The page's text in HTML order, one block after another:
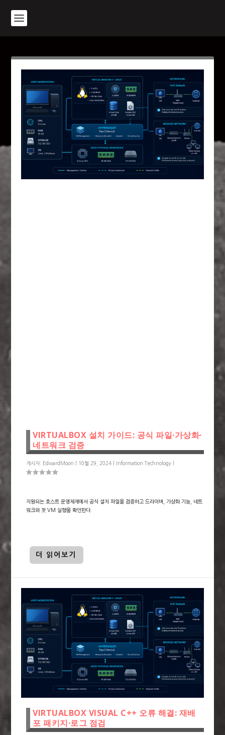
VIRTUALBOX 설치 가이드: 공식 파일·가상화·
네트워크 검증
게시자: EdwardMoon 10월 29, 2024 Information Technology
지원되는 호스트 운영체제에서 공식 설치 파일을 검증하고 드라이버, 가상화 기능, 네트
워크와 첫 VM 실행을 확인한다.
더 읽어보기
VIRTUALBOX VISUAL C++ 오류 해결: 재배
포 패키지·로그 점검